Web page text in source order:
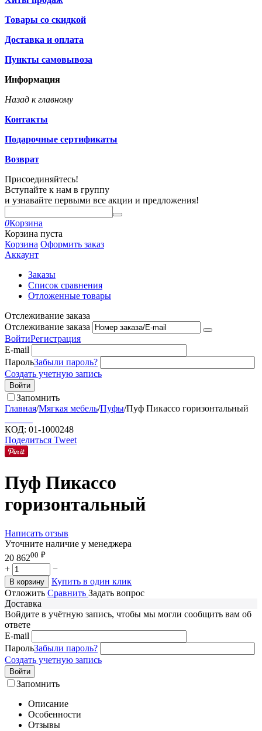
Товары со скидкой
Доставка и оплата
Пункты самовывоза
Информация
Назад к главному
Контакты
Подарочные сертификаты
Возврат
Присоединяйтесь!
Вступайте к нам в группу
и узнавайте первыми все акции и предложения!
0Корзина
Корзина пуста
Корзина Оформить заказ
Аккаунт
Заказы
Список сравнения
Отложенные товары
Отслеживание заказа
Отслеживание заказа
ВойтиРегистрация
E-mail
ПарольЗабыли пароль?
Создать учетную запись
Войти
Запомнить
Главная/Мягкая мебель/Пуфы/Пуф Пикассо горизонтальный
КОД: 01-1000248
Поделиться Tweet
Пуф Пикассо
горизонтальный
Написать отзыв
Уточните наличие у менеджера
20 86200 ₽
+ −
В корзину
Купить в один клик
Отложить Сравнить Задать вопрос
Доставка
Войдите в учётную запись, чтобы мы могли сообщить вам об
ответе
E-mail
ПарольЗабыли пароль?
Создать учетную запись
Войти
Запомнить
Описание
Особенности
Отзывы